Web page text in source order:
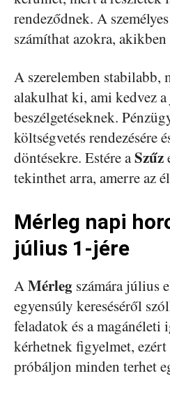
rendeződnek. A
számíthat azokra,
A szerelemben stabilabb,
alakulhat ki, ami kedvez
beszélgetéseknek.
költségvetés rendezésére
döntésekre. Estére aSzűz
tekinthet arra, amerre az
Mérleg napi
július 1-jére
AMérleg számára július
egyensúly kereséséről
feladatok és a magánéleti
kérhetnek figyelmet,
próbáljon minden terhet